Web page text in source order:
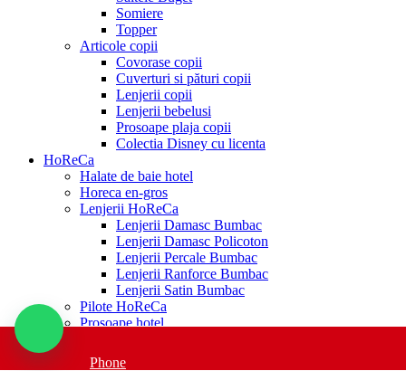
Somiere
Topper
Articole copii
Covorase copii
Cuverturi si pături copii
Lenjerii copii
Lenjerii bebelusi
Prosoape plaja copii
Colectia Disney cu licenta
HoReCa
Halate de baie hotel
Horeca en-gros
Lenjerii HoReCa
Lenjerii Damasc Bumbac
Lenjerii Damasc Policoton
Lenjerii Percale Bumbac
Lenjerii Ranforce Bumbac
Lenjerii Satin Bumbac
Pilote HoReCa
Prosoape hotel
Phone